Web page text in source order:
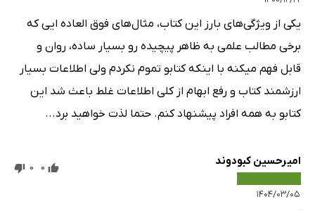
یکی از ویژگی‌های بارز این کتاب، مثال‌های فوق العاده ایی که
برخی مطالب علمی به ظاهر پیچیده رو بسیار ساده، روان و
قابل فهم میکنه با اینکه کتابو تموم نکردم ولی اطلاعات بسیار
ارزشمند کتاب و رفع ابهام از کلی اطلاعات غلط باعث شد این
کتابو به همه افراد پیشنهاد کنم. حتما لذت خواهید برد...
امیرحسین کبودوند
۱۴۰۴/۰۳/۰۵
0
0